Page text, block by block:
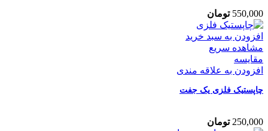
550,000 تومان
افزودن به سبد خرید
مشاهده سریع
مقایسه
افزودن به علاقه مندی
چاپستیک فلزی یک جفت
250,000 تومان